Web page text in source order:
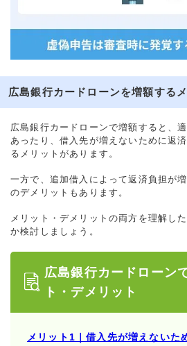
広島銀行カードローンを増額する
広島銀行カードローンで増額すると、
あったり、借入先が増えないために返
るメリットがあります。
一方で、追加借入によって返済負担が
のデメリットもあります。
メリット・デメリットの両方を理解し
か検討しましょう。
広島銀行カードローン
ト・デメリット
メリット1｜借入先が増えないた